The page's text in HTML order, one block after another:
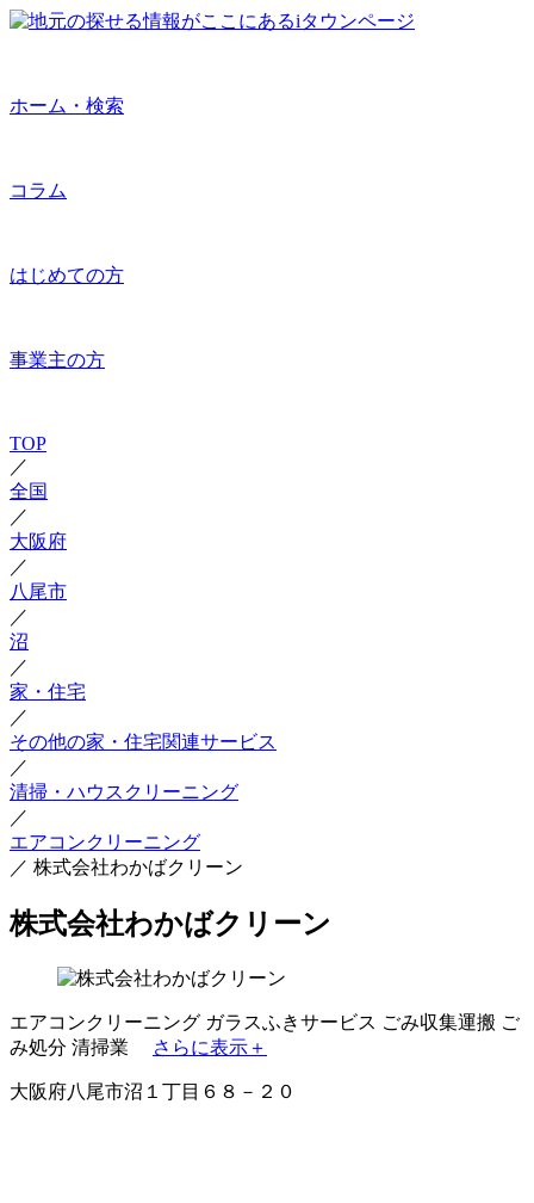
ホーム・検索
コラム
はじめての方
事業主の方
TOP
／
全国
／
大阪府
／
八尾市
／
沼
／
家・住宅
／
その他の家・住宅関連サービス
／
清掃・ハウスクリーニング
／
エアコンクリーニング
／ 株式会社わかばクリーン
株式会社わかばクリーン
エアコンクリーニング ガラスふきサービス ごみ収集運搬 ご
み処分 清掃業 さらに表示＋
大阪府八尾市沼１丁目６８－２０